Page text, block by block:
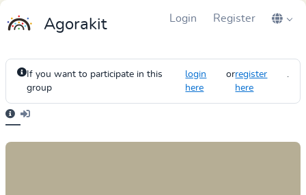
Agorakit Login Register
If you want to participate in this
group
login
here
orregister
here
.